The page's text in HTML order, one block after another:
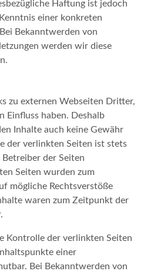
Haftung ist jedoch
einer konkreten
Bekanntwerden von
werden wir diese
zu externen Webseiten Dritter,
Einfluss haben. Deshalb
Inhalte auch keine Gewähr
der verlinkten Seiten ist stets
der Seiten
Seiten wurden zum
mögliche Rechtsverstöße
waren zum Zeitpunkt der
Kontrolle der verlinkten Seiten
einer
Bei Bekanntwerden von